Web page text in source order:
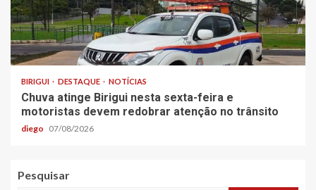
BIRIGUI DESTAQUE NOTÍCIAS
Chuva atinge Birigui nesta sexta-feira e
motoristas devem redobrar atenção no trânsito
diego 07/08/2026
Pesquisar